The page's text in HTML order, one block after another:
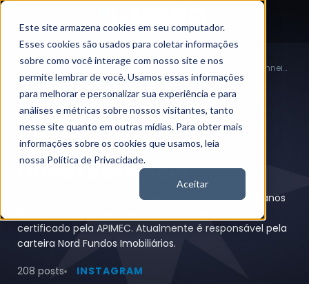
Este site armazena cookies em seu computador.
Esses cookies são usados para coletar informações
sobre como você interage com nosso site e nos
permite lembrar de você. Usamos essas informações
para melhorar e personalizar sua experiência e para
análises e métricas sobre nossos visitantes, tanto
nesse site quanto em outras mídias. Para obter mais
informações sobre os cookies que usamos, leia
nossa Política de Privacidade.
Aceitar
Conheça os analistas da Nord Otmar Schneider
Otmar Schneider
Especialista de fundos imobiliários com mais de 15 anos
certificado pela APIMEC. Atualmente é responsável pela
carteira Nord Fundos Imobiliários.
208 posts
INSTAGRAM